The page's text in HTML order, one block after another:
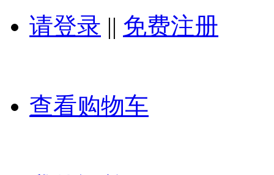
请登录 || 免费注册
查看购物车